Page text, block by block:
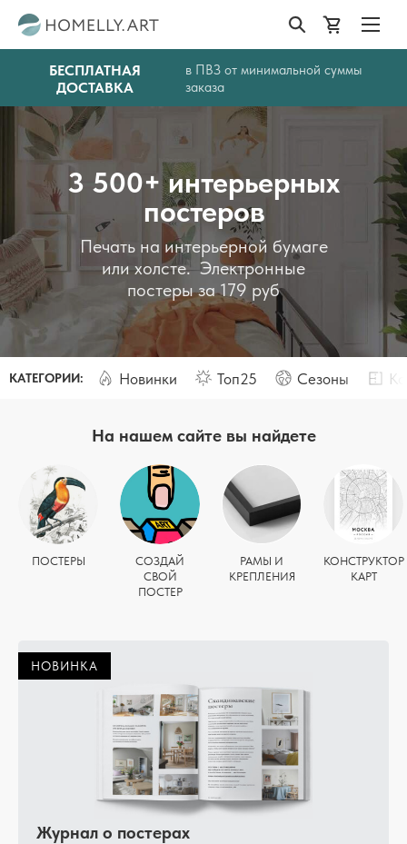
БЕСПЛАТНАЯ
ДОСТАВКА
в ПВЗ от минимальной суммы
заказа
3 500+ интерьерных
постеров
Печать на интерьерной бумаге
или холсте. Электронные
постеры за 179 руб
КАТЕГОРИИ: Новинки Топ25 Сезоны
На нашем сайте вы найдете
ПОСТЕРЫ
СОЗДАЙ
СВОЙ
ПОСТЕР
РАМЫ И
КРЕПЛЕНИЯ
КОНСТРУКТОР
КАРТ
НОВИНКА
Журнал о постерах